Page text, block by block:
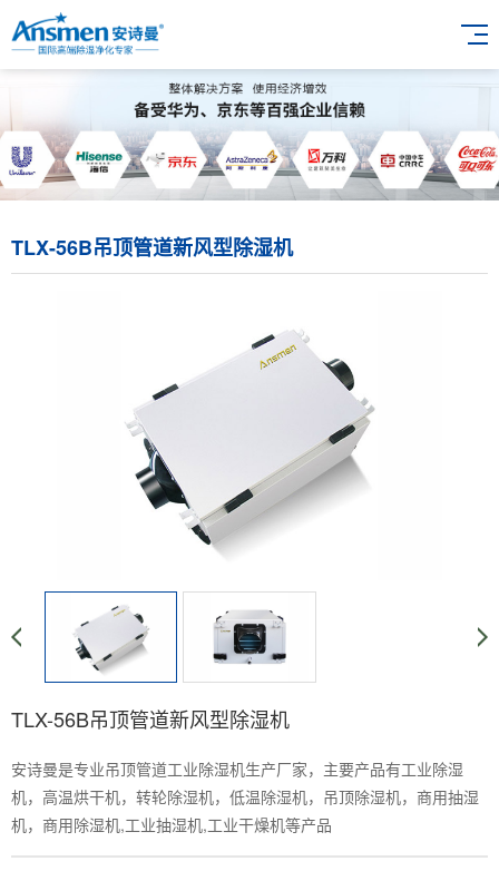
TLX-56B吊顶管道新风型除湿机
TLX-56B吊顶管道新风型除湿机
安诗曼是专业吊顶管道工业除湿机生产厂家，主要产品有工业除湿
机，高温烘干机，转轮除湿机，低温除湿机，吊顶除湿机，商用抽湿
机，商用除湿机,工业抽湿机,工业干燥机等产品